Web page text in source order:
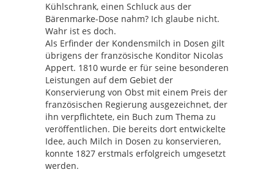
Kühlschrank, einen Schluck aus der
Bärenmarke-Dose nahm? Ich glaube nicht.
Wahr ist es doch.
Als Erfinder der Kondensmilch in Dosen gilt
übrigens der französische Konditor Nicolas
Appert. 1810 wurde er für seine besonderen
Leistungen auf dem Gebiet der
Konservierung von Obst mit einem Preis der
französischen Regierung ausgezeichnet, der
ihn verpflichtete, ein Buch zum Thema zu
veröffentlichen. Die bereits dort entwickelte
Idee, auch Milch in Dosen zu konservieren,
konnte 1827 erstmals erfolgreich umgesetzt
werden.